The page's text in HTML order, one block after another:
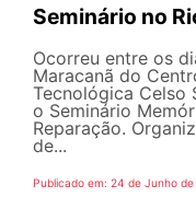
Seminário no
Ocorreu entre os
Maracanã do
Tecnológica Celso
o Seminário
Reparação.
de...
Publicado em: 24 de Junho